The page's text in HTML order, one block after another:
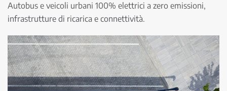
Autobus e veicoli urbani 100% elettrici a zero emissioni,
infrastrutture di ricarica e connettività.